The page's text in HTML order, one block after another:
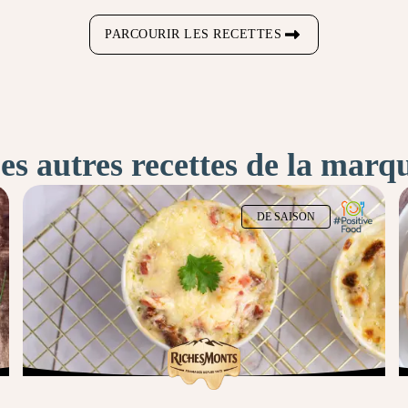
PARCOURIR LES RECETTES
autres recettes de la
DE SAISON